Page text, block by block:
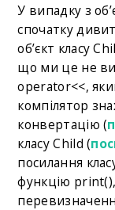
У випадку з
спочатку
об’єкт класу
що ми це не
operator<<,
компілятор
конвертацію (
класу Child (
посилання
функцію